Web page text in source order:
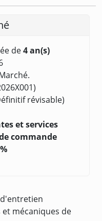
de4 an(s)
révisable)
et services
commande
mécaniques de